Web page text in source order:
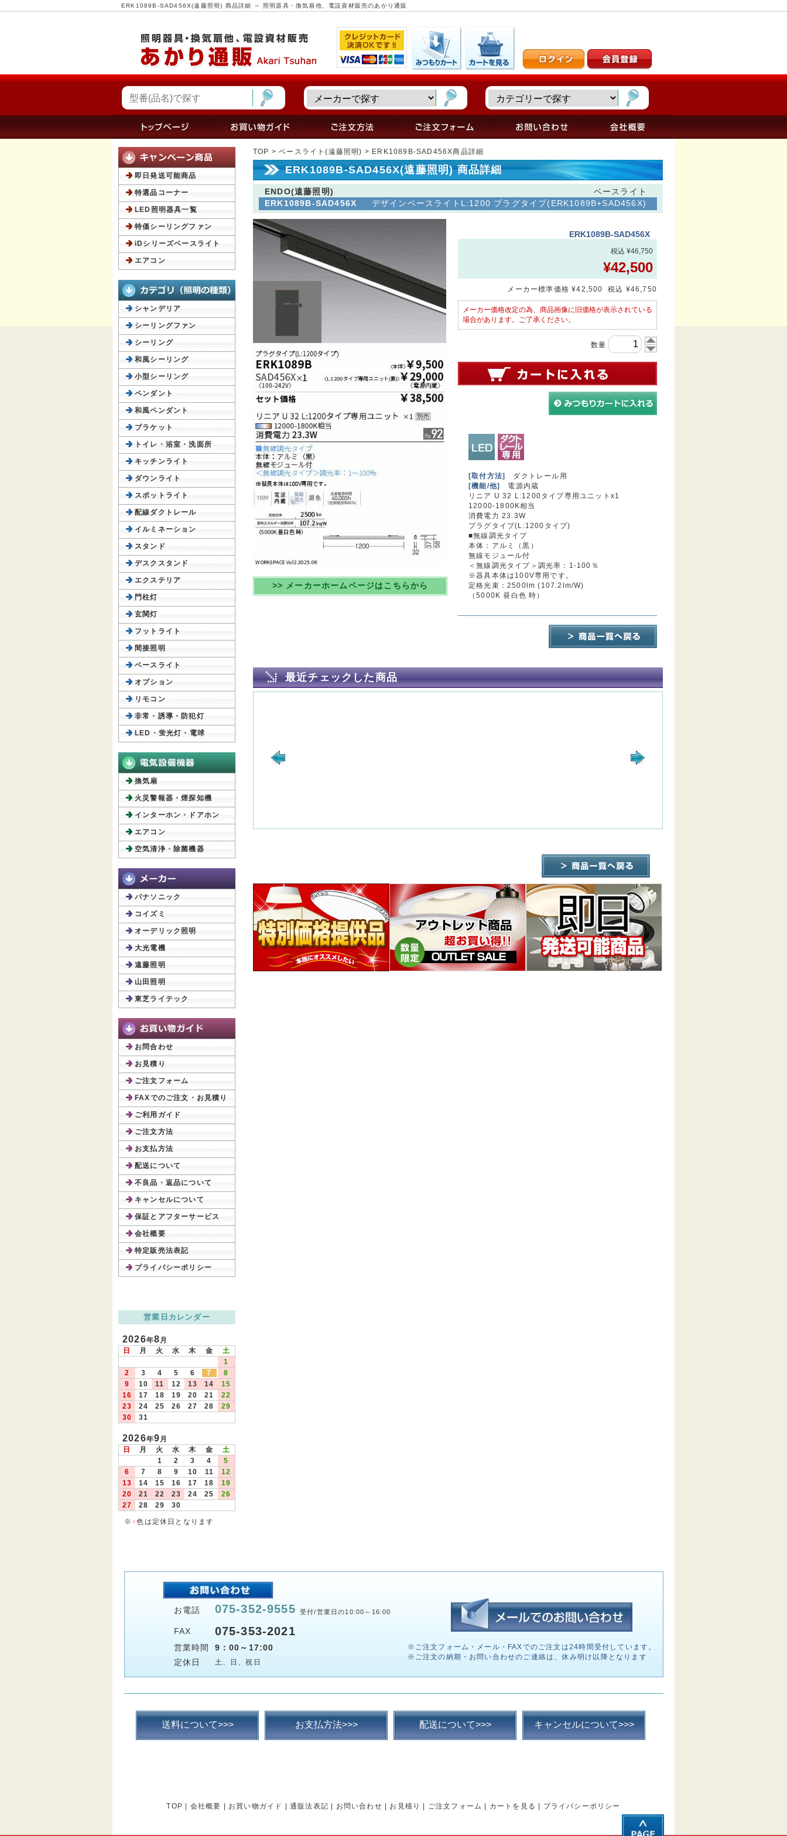
ERK1089B-SAD456X(遠藤照明) 商品詳細 ～ 照明器具・換気扇他、電設資材販売のあかり通販
TOP >ベースライト(遠藤照明) > ERK1089B-SAD456X商品詳細
ERK1089B-SAD456X(遠藤照明) 商品詳細
ENDO(遠藤照明)
ベースライト
ERK1089B-SAD456X
デザインベースライトL:1200 プラグタイプ(ERK1089B+SAD456X)
>> メーカーホームページはこちらから
ERK1089B-SAD456X
税込 ¥46,750
¥42,500
メーカー標準価格 ¥42,500 税込 ¥46,750
メーカー価格改定の為、商品画像に旧価格が表示されている
場合があります。ご了承ください。
数量
[取付方法]
ダクトレール用
[機能/他]
電源内蔵
リニア U 32 L:1200タイプ専用ユニットx1
12000-1800K相当
消費電力 23.3W
プラグタイプ(L:1200タイプ)
■無線調光タイプ
本体：アルミ（黒）
無線モジュール付
＜無線調光タイプ＞調光率：1-100％
※器具本体は100V専用です。
定格光束：2500lm (107.2lm/W)
（5000K 昼白色 時）
最近チェックした商品
即日発送可能商品
特選品コーナー
LED照明器具一覧
特価シーリングファン
iDシリーズベースライト
エアコン
シャンデリア
シーリングファン
シーリング
和風シーリング
小型シーリング
ペンダント
和風ペンダント
ブラケット
トイレ・浴室・洗面所
キッチンライト
ダウンライト
スポットライト
配線ダクトレール
イルミネーション
スタンド
デスクスタンド
エクステリア
門柱灯
玄関灯
フットライト
間接照明
ベースライト
オプション
リモコン
非常・誘導・防犯灯
LED・蛍光灯・電球
換気扇
火災警報器・煙探知機
インターホン・ドアホン
エアコン
空気清浄・除菌機器
パナソニック
コイズミ
オーデリック照明
大光電機
遠藤照明
山田照明
東芝ライテック
お問合わせ
お見積り
ご注文フォーム
FAXでのご注文・お見積り
ご利用ガイド
ご注文方法
お支払方法
配送について
不良品・返品について
キャンセルについて
保証とアフターサービス
会社概要
特定販売法表記
プライバシーポリシー
営業日カレンダー
2026年8月
日
月 火 水 木 金
土
1
2
3 4 5 6 7
8
9
10 11 12 13 14
15
16
17 18 19 20 21
22
23
24 25 26 27 28
29
30
31
2026年9月
日
月 火 水 木 金
土
1
2 3 4
5
6
7 8 9 10 11
12
13
14 15 16 17 18
19
20
21 22 23 24 25
26
27
28 29
30
※ ■色は定休日となります
お電話 075-352-9555 受付/営業日の10:00～16:00
FAX 075-353-2021
営業時間
9：00～17:00
定休日
土、日、祝日
※ご注文フォーム・メール・FAXでのご注文は24時間受付しています。
※ご注文の納期・お問い合わせのご連絡は、休み明け以降となります
送料について>>> お支払方法>>> 配送について>>> キャンセルについて>>>
TOP 会社概要 お買い物ガイド 通販法表記 お問い合わせ お見積り ご注文フォーム カートを見る プライバシーポリシー